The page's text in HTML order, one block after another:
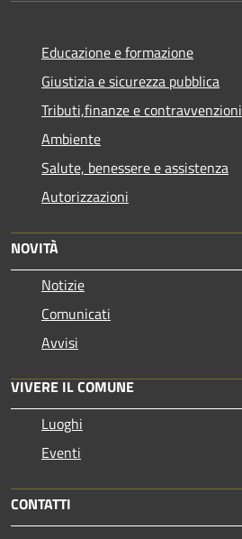
Educazione e formazione
Giustizia e sicurezza pubblica
Tributi,finanze e contravvenzioni
Ambiente
Salute, benessere e assistenza
Autorizzazioni
NOVITÀ
Notizie
Comunicati
Avvisi
VIVERE IL COMUNE
Luoghi
Eventi
CONTATTI